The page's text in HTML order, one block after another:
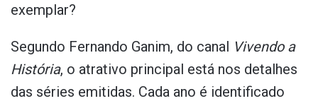
exemplar?
Segundo Fernando Ganim, do canal Vivendo a
História, o atrativo principal está nos detalhes
das séries emitidas. Cada ano é identificado